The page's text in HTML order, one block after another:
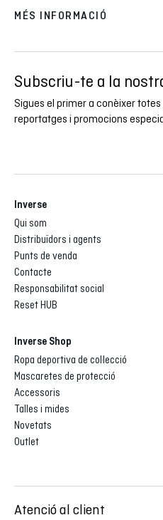
MÉS INFORMACIÓ
Subscriu-te a la
Sigues el primer a conèixer
reportatges i promocions
Inverse
Qui som
Distribuïdors i agents
Punts de venda
Contacte
Responsabilitat social
Reset HUB
Inverse Shop
Ropa deportiva de col·lecció
Mascaretes de protecció
Accessoris
Talles i mides
Novetats
Outlet
Atenció al client